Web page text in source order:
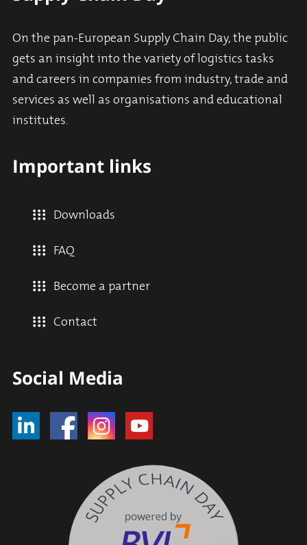
On the pan-European Supply Chain Day, the public
gets an insight into the variety of logistics tasks
and careers in companies from industry, trade and
services as well as organisations and educational
institutes.
Important links
Downloads
FAQ
Become a partner
Contact
Social Media